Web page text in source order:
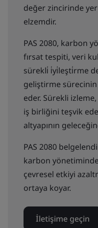
değer zincirinde yer
elzemdir.
PAS 2080, karbon
fırsat tespiti, veri
sürekli̇ i̇yi̇leşti̇rme
geliştirme
eder. Sürekli
iş birliğini teşvik
altyapının
PAS 2080
karbon
çevresel etkiyi
ortaya koyar.
İletişime geçin